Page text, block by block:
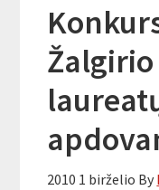
2010 1 birželio By